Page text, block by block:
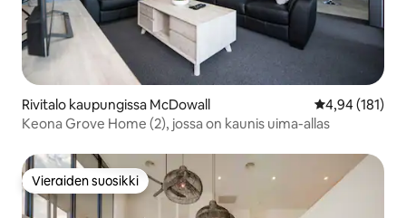
Rivitalo kaupungissa McDowall
4,94 (181)
Keona Grove Home (2), jossa on kaunis uima-allas
Vieraiden suosikki
Vieraiden suosikki